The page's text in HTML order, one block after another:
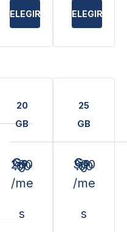
ELEGIR ELEGIR
20
GB
Gs.
260
.00
0
/me
s
25
GB
Gs.
300
.00
0
/me
s